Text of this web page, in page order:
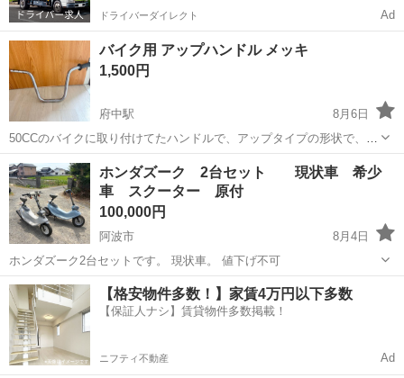
ドライバーダイレクト Ad
バイク用 アップハンドル メッキ
1,500円
府中駅
8月6日
50CCのバイクに取り付けてたハンドルで、アップタイプの形状で、快
適なライディングポジションを確保できるメッキ仕上げのハンドルバ
ーです。 劣化による傷、錆等あります。 写真で判断お願いします。 -
カラー: メッキ - タ...
徳島 徳島市 府中駅 ホンダ アップハンドル
ホンダズーク 2台セット 現状車 希少
車 スクーター 原付
100,000円
阿波市
8月4日
ホンダズーク2台セットです。 現状車。 値下げ不可
徳島 阿波市 ホンダ
【格安物件多数！】家賃4万円以下多数
【保証人ナシ】賃貸物件多数掲載！
ニフティ不動産 Ad